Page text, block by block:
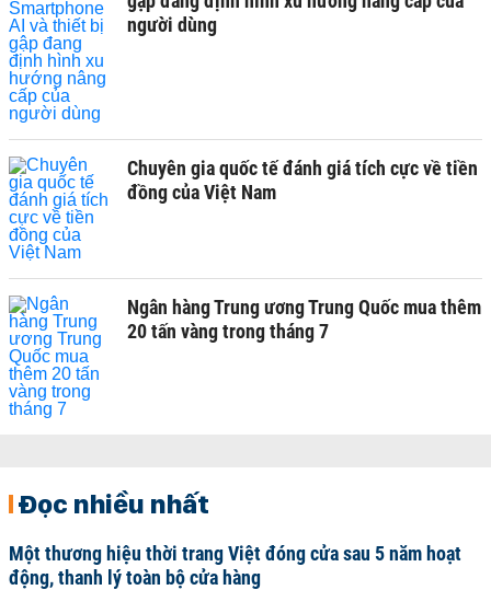
người dùng
Chuyên gia quốc tế đánh giá tích cực về tiền
đồng của Việt Nam
Ngân hàng Trung ương Trung Quốc mua thêm
20 tấn vàng trong tháng 7
Đọc nhiều nhất
Một thương hiệu thời trang Việt đóng cửa sau 5 năm hoạt
động, thanh lý toàn bộ cửa hàng